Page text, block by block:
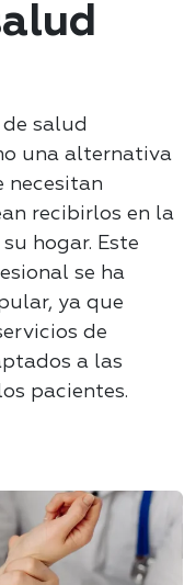
salud
una alternativa
necesitan
recibirlos en la
hogar. Este
se ha
ya que
de
a las
pacientes.